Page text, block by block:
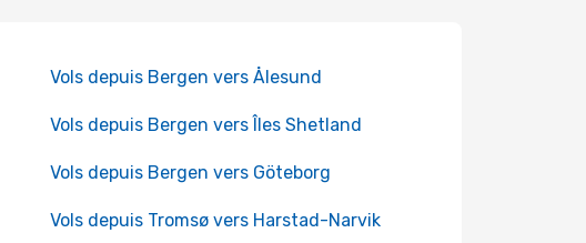
Vols depuis Bergen vers Ålesund
Vols depuis Bergen vers Îles Shetland
Vols depuis Bergen vers Göteborg
Vols depuis Tromsø vers Harstad-Narvik